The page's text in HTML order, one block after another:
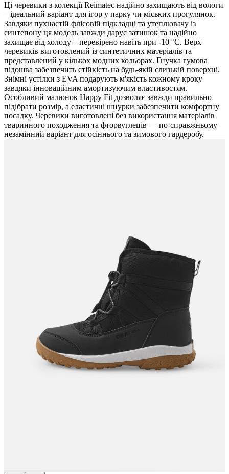
Ці черевики з колекції Reimatec надійно захищають від вологи
– ідеальний варіант для ігор у парку чи міських прогулянок.
Завдяки пухнастій флісовій підкладці та утеплювачу із
синтепону ця модель завжди дарує затишок та надійно
захищає від холоду – перевірено навіть при -10 °C. Верх
черевиків виготовлений із синтетичних матеріалів та
представлений у кількох модних кольорах. Гнучка гумова
підошва забезпечить стійкість на будь-якій слизькій поверхні.
Знімні устілки з EVA подарують м'якість кожному кроку
завдяки інноваційним амортизуючим властивостям.
Особливий малюнок Happy Fit дозволяє завжди правильно
підібрати розмір, а еластичні шнурки забезпечити комфортну
посадку. Черевики виготовлені без використання матеріалів
тваринного походження та фторвуглеців — по-справжньому
незамінний варіант для осіннього та зимового гардеробу.